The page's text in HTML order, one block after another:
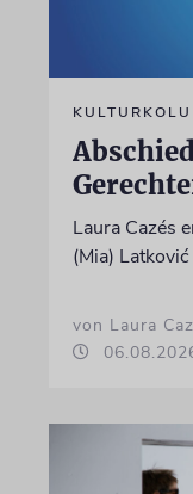
Laura Cazés
(Mia) Latković
von Laura